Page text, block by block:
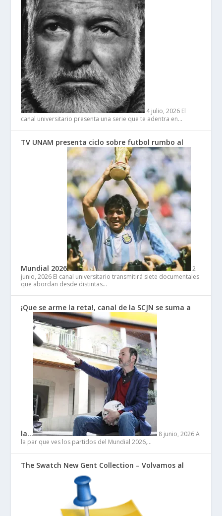
4 julio, 2026 El
canal universitario presenta una serie que te adentra en…
TV UNAM presenta ciclo sobre futbol rumbo al
Mundial 2026
2
junio, 2026 El canal universitario transmitirá siete documentales
que abordan desde distintas…
¡Que se arme la reta!, canal de la SCJN se suma a
la… 8 junio, 2026 A
la par que ves los partidos del Mundial 2026,…
The Swatch New Gent Collection – Volvamos al